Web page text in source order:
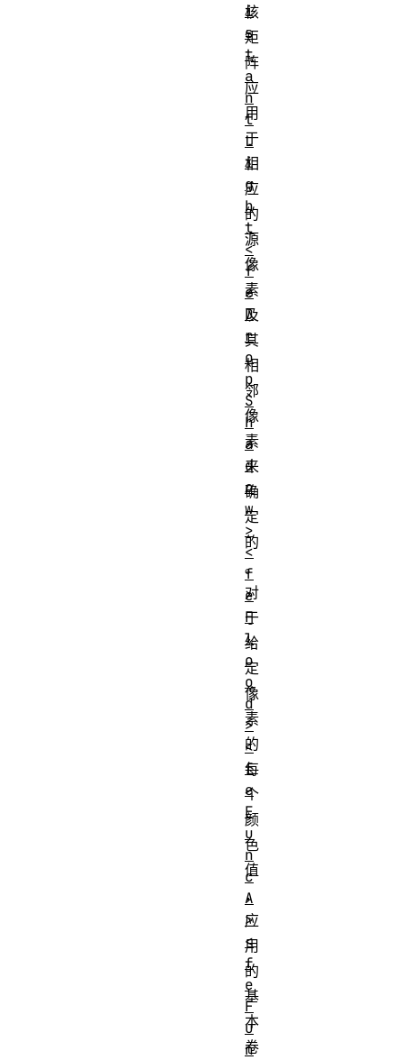
核
矩
阵
应
用
于
相
应
的
源
像
素
及
其
相
邻
像
素
来
确
定
的
。
对
于
给
定
像
素
的
每
个
颜
色
值
，
应
用
的
基
本
卷
i
s
t
a
n
t
L
i
g
h
t
<
f
e
D
r
o
p
S
h
a
d
o
w
>
<
f
e
F
l
o
o
d
>
<
f
e
F
u
n
c
A
>
<
f
e
F
u
n